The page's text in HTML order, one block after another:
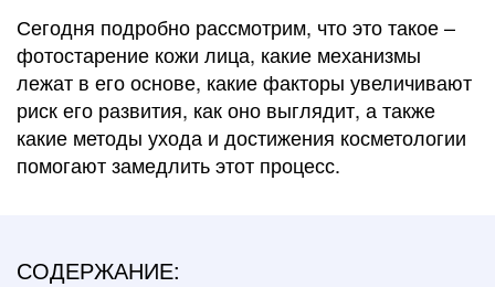
Сегодня подробно рассмотрим, что это такое –
фотостарение кожи лица, какие механизмы
лежат в его основе, какие факторы увеличивают
риск его развития, как оно выглядит, а также
какие методы ухода и достижения косметологии
помогают замедлить этот процесс.
СОДЕРЖАНИЕ: